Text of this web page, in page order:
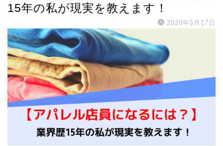
15年の私が現実を教えます！
2020年5月17日